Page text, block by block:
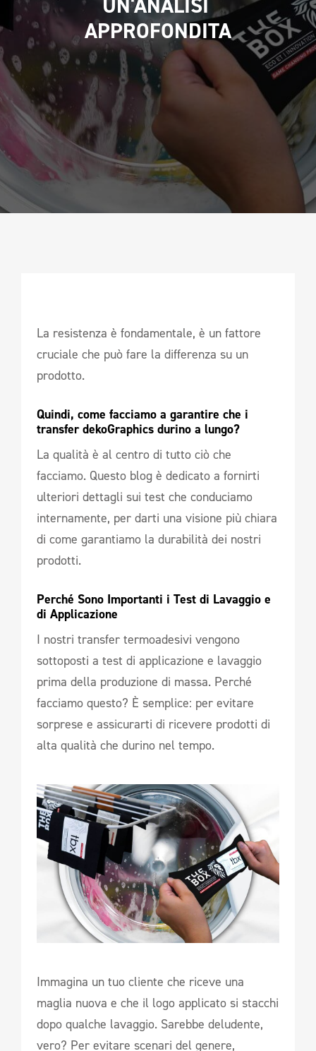
NEWSLETTERAPPROFONDITA
La resistenza è fondamentale, è un fattore
cruciale che può fare la differenza su un
prodotto.
Quindi, come facciamo a garantire che i
transfer dekoGraphics durino a lungo?
La qualità è al centro di tutto ciò che
facciamo. Questo blog è dedicato a fornirti
ulteriori dettagli sui test che conduciamo
internamente, per darti una visione più chiara
di come garantiamo la durabilità dei nostri
prodotti.
Perché Sono Importanti i Test di Lavaggio e
di Applicazione
I nostri transfer termoadesivi vengono
sottoposti a test di applicazione e lavaggio
prima della produzione di massa. Perché
facciamo questo? È semplice: per evitare
sorprese e assicurarti di ricevere prodotti di
alta qualità che durino nel tempo.
Immagina un tuo cliente che riceve una
maglia nuova e che il logo applicato si stacchi
dopo qualche lavaggio. Sarebbe deludente,
vero? Per evitare scenari del genere,